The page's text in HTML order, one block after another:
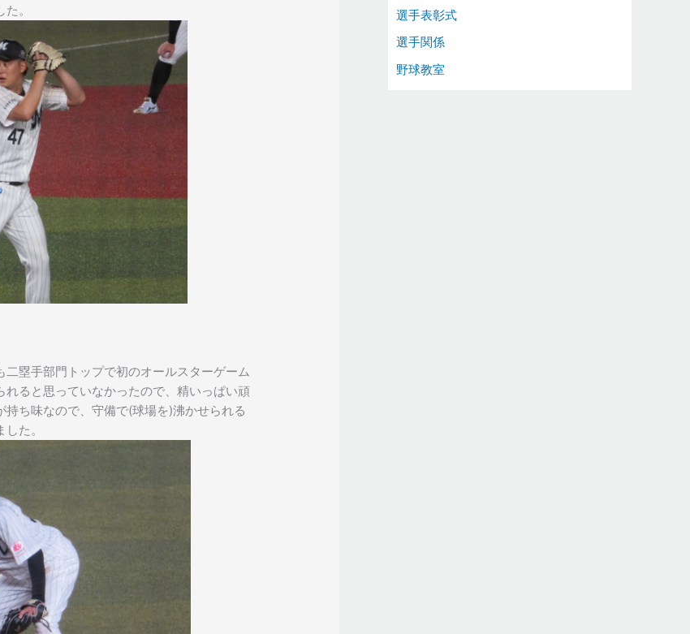
。
塁手部門トップで初のオールスターゲーム
ると思っていなかったので、精いっぱい頑
ち味なので、守備で(球場を)沸かせられる
た。
選手表彰式
選手関係
野球教室